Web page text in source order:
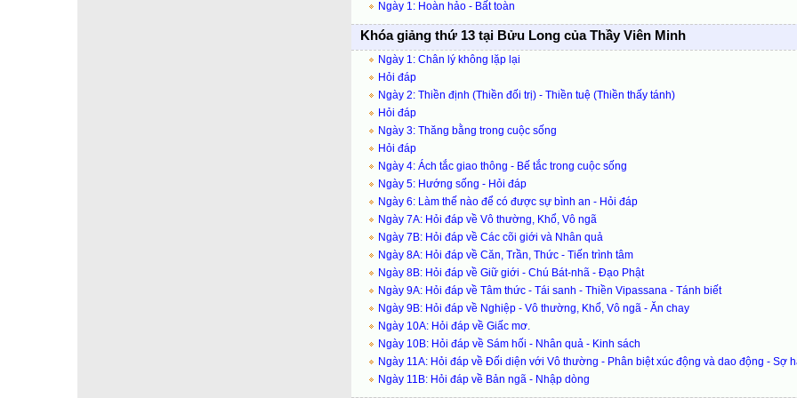
Ngày 1: Hoàn hảo - Bất toàn
Khóa giảng thứ 13 tại Bửu Long của Thầy Viên Minh
Ngày 1: Chân lý không lặp lại
Hỏi đáp
Ngày 2: Thiền định (Thiền đối trị) - Thiền tuệ (Thiền thấy tánh)
Hỏi đáp
Ngày 3: Thăng bằng trong cuộc sống
Hỏi đáp
Ngày 4: Ách tắc giao thông - Bế tắc trong cuộc sống
Ngày 5: Hướng sống - Hỏi đáp
Ngày 6: Làm thế nào để có được sự bình an - Hỏi đáp
Ngày 7A: Hỏi đáp về Vô thường, Khổ, Vô ngã
Ngày 7B: Hỏi đáp về Các cõi giới và Nhân quả
Ngày 8A: Hỏi đáp về Căn, Trần, Thức - Tiến trình tâm
Ngày 8B: Hỏi đáp về Giữ giới - Chú Bát-nhã - Đạo Phật
Ngày 9A: Hỏi đáp về Tâm thức - Tái sanh - Thiền Vipassana - Tánh biết
Ngày 9B: Hỏi đáp về Nghiệp - Vô thường, Khổ, Vô ngã - Ăn chay
Ngày 10A: Hỏi đáp về Giấc mơ.
Ngày 10B: Hỏi đáp về Sám hối - Nhân quả - Kinh sách
Ngày 11A: Hỏi đáp về Đối diện với Vô thường - Phân biệt xúc động và dao động - Sợ
Ngày 11B: Hỏi đáp về Bản ngã - Nhập dòng